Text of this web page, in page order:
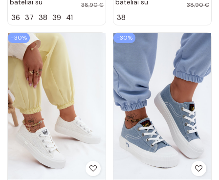
bateliai su
spalvos Amalfi
38,90 €
36 37 38 39 41
bateliai su
spalvos Amalfi
38,90 €
38
−30% −30%